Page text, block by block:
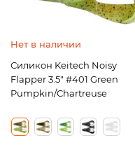
Нет в наличии
Силикон Keitech Noisy
Flapper 3.5" #401 Green
Pumpkin/Chartreuse